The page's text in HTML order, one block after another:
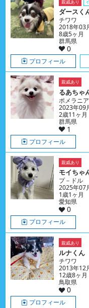
親戚あり
ダースく
チワワ
2018年03
8歳5ヶ月
群馬県
0
プロフィール
親戚あり
るあちゃ
ポメラニ
2023年09
2歳11ヶ月
群馬県
1
プロフィール
親戚あり
モイちゃ
プ－ドル
2025年07
1歳1ヶ月
愛知県
0
プロフィール
親戚あり
ルナくん
チワワ
2013年12
12歳8ヶ月
鳥取県
0
プロフィール